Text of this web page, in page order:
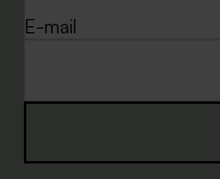
E-mail